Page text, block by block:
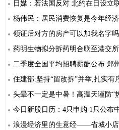
日媒：若法国反对 北约在日设立
杨伟民：居民消费恢复是今年经
领证后对方的房产可以加我名字吗
药明生物拟分拆药明合联至港交
二季度全国平均招聘薪酬公布 郑
住建部:坚持“留改拆”并举,扎实有
头晕不一定是中暑！高温天谨防“
今日新股日历：4只申购 1只公布
浪漫经济里的生意经——省城小店